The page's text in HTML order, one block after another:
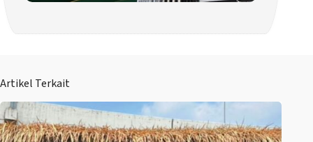
Artikel Terkait